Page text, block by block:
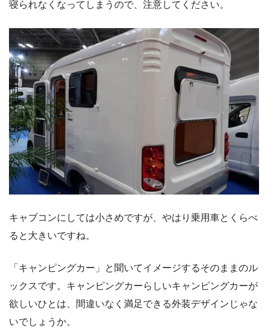
寝られなくなってしまうので、注意してください。
キャブコンにしては小さめですが、やはり乗用車とくらべ
ると大きいですね。
「キャンピングカー」と聞いてイメージするそのままのル
ックスです。キャンピングカーらしいキャンピングカーが
欲しいひとは、間違いなく満足できる外装デザインじゃな
いでしょうか。